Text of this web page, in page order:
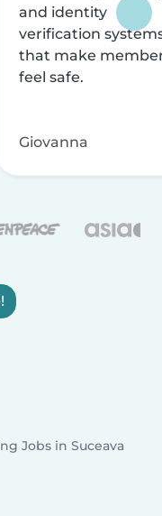
and identity
verification
that make
feel safe.
Giovanna
Jobs in Suceava